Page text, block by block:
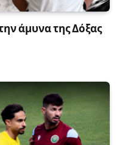
άμυνα της Δόξας